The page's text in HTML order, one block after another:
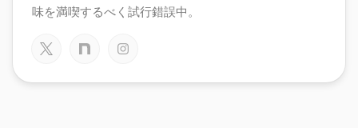
味を満喫するべく試行錯誤中。